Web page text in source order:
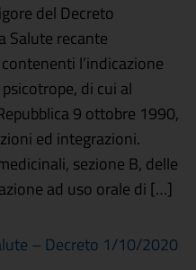
del Decreto
Salute recante
l’indicazione
di cui al
9 ottobre 1990,
ed integrazioni.
sezione B, delle
ad uso orale di […]
– Decreto 1/10/2020